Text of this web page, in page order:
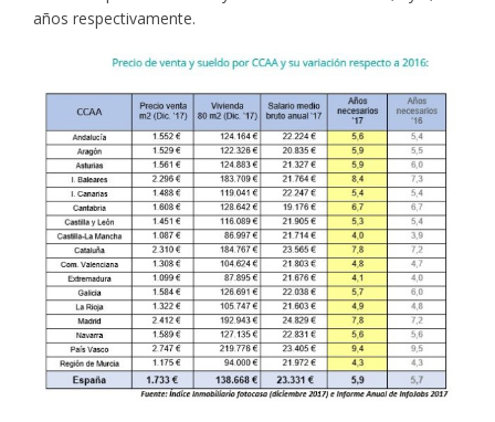
años respectivamente.